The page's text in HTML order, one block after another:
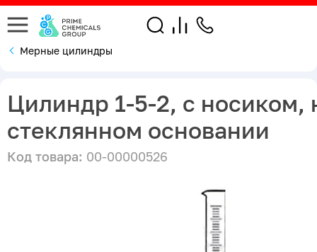
Мерные цилиндры
Цилиндр 1-5-2, с носиком,
стеклянном основании
Код товара: 00-00000526